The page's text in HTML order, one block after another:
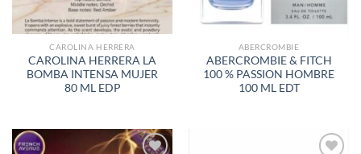
CAROLINA HERRERA
CAROLINA HERRERA LA
BOMBA INTENSA MUJER
80 ML EDP
ABERCROMBIE
ABERCROMBIE & FITCH
100 % PASSION HOMBRE
100 ML EDT